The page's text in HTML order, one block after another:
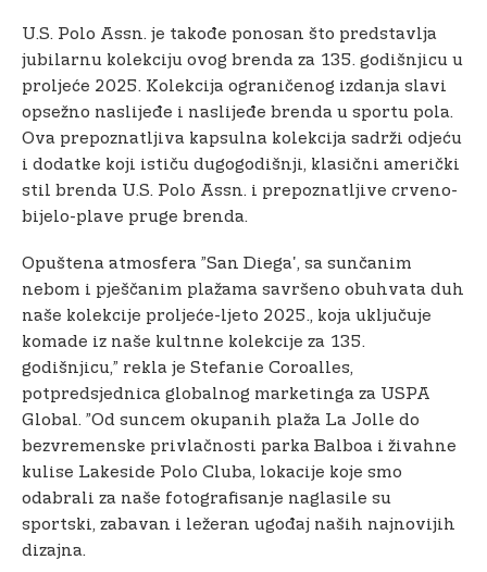
U.S. Polo Assn. je takođe ponosan što predstavlja
jubilarnu kolekciju ovog brenda za 135. godišnjicu u
proljeće 2025. Kolekcija ograničenog izdanja slavi
opsežno naslijeđe i naslijeđe brenda u sportu pola.
Ova prepoznatljiva kapsulna kolekcija sadrži odjeću
i dodatke koji ističu dugogodišnji, klasični američki
stil brenda U.S. Polo Assn. i prepoznatljive crveno-
bijelo-plave pruge brenda.
Opuštena atmosfera ”San Diega', sa sunčanim
nebom i pješčanim plažama savršeno obuhvata duh
naše kolekcije proljeće-ljeto 2025., koja uključuje
komade iz naše kultnne kolekcije za 135.
godišnjicu,” rekla je Stefanie Coroalles,
potpredsjednica globalnog marketinga za USPA
Global. ”Od suncem okupanih plaža La Jolle do
bezvremenske privlačnosti parka Balboa i živahne
kulise Lakeside Polo Cluba, lokacije koje smo
odabrali za naše fotografisanje naglasile su
sportski, zabavan i ležeran ugođaj naših najnovijih
dizajna.